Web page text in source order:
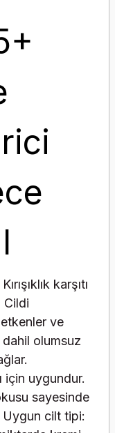
karşıtı
Cildi
ve
dahil olumsuz
için uygundur.
sayesinde
Uygun cilt tipi: